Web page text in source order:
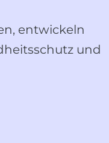
entwickeln
und